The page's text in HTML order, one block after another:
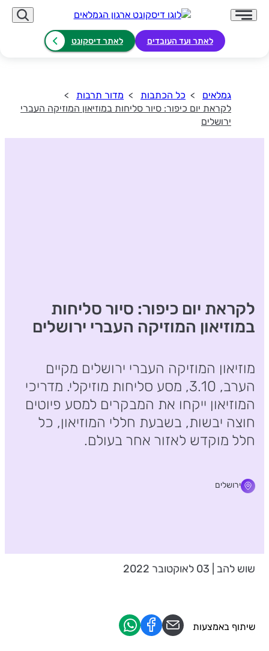
לאתר ועד העובדים לאתר דיסקונט
גמלאים כל הכתבות
מדור תרבות
לקראת יום כיפור: סיור סליחות במוזיאון המוזיקה העברי
ירושלים
לקראת יום כיפור: סיור סליחות
במוזיאון המוזיקה העברי ירושלים
מוזיאון המוזיקה העברי ירושלים מקיים
הערב, 3.10, מסע סליחות מוזיקלי. מדריכי
המוזיאון ייקחו את המבקרים למסע פיוטים
חוצה יבשות, בשבעת חללי המוזיאון, כל
חלל מוקדש לאזור אחר בעולם.
ירושלים
שוש להב | 03 לאוקטובר 2022
שיתוף באמצעות